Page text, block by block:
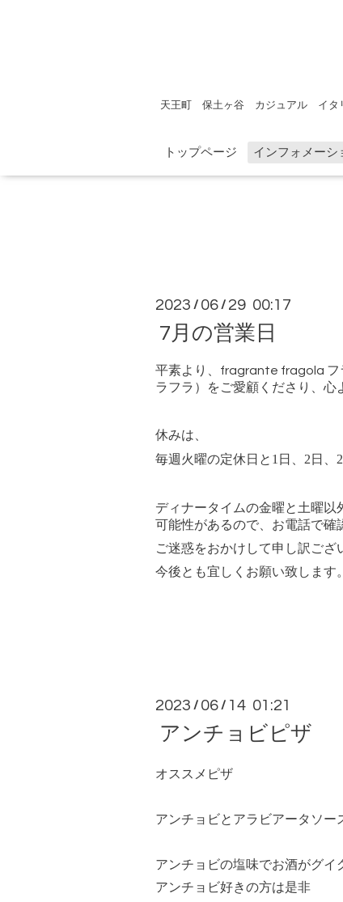
天王町 保土ヶ谷 カジュアル イ
トップページ インフォメーシ
2023 / 06 / 29 00:17
7月の営業日
平素より、 fragrante fragola
ラフラ）をご愛顧くださり、心
休みは、
毎週火曜の定休日と1日、2日、
ディナータイムの金曜と土曜
可能性があるので、お電話で確
ご迷惑をおかけして申し訳ござ
今後とも宜しくお願い致します。
2023 / 06 / 14 01:21
アンチョビピザ
オススメピザ
アンチョビとアラビアータソー
アンチョビの塩味でお酒がグイ
アンチョビ好きの方は是非